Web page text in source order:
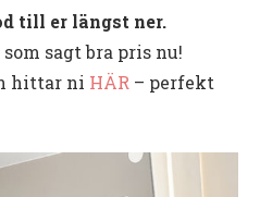
till er längst ner.
som sagt bra pris nu!
hittar ni HÄR – perfekt